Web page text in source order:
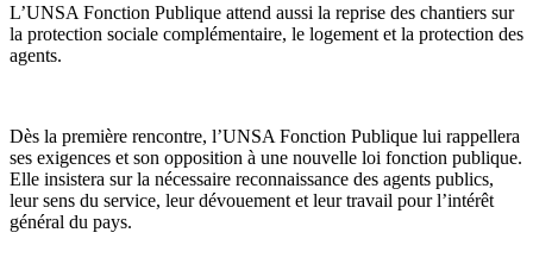
L’UNSA Fonction Publique attend aussi la reprise des chantiers sur
la protection sociale complémentaire, le logement et la protection des
agents.
Dès la première rencontre, l’UNSA Fonction Publique lui rappellera
ses exigences et son opposition à une nouvelle loi fonction publique.
Elle insistera sur la nécessaire reconnaissance des agents publics,
leur sens du service, leur dévouement et leur travail pour l’intérêt
général du pays.